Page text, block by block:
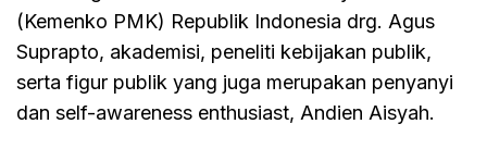
(Kemenko PMK) Republik Indonesia drg. Agus
Suprapto, akademisi, peneliti kebijakan publik,
serta figur publik yang juga merupakan penyanyi
dan self-awareness enthusiast, Andien Aisyah.